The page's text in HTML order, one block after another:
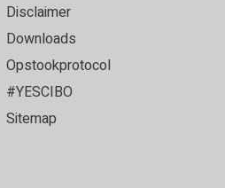
Disclaimer
Downloads
Opstookprotocol
#YESCIBO
Sitemap